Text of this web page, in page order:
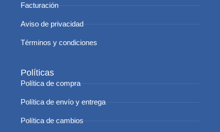
Facturación
Aviso de privacidad
Términos y condiciones
Políticas
Política de compra
Política de envío y entrega
Política de cambios